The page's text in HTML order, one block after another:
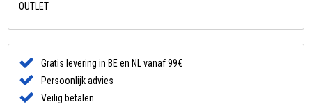
OUTLET
Gratis levering in BE en NL vanaf 99€
Persoonlijk advies
Veilig betalen